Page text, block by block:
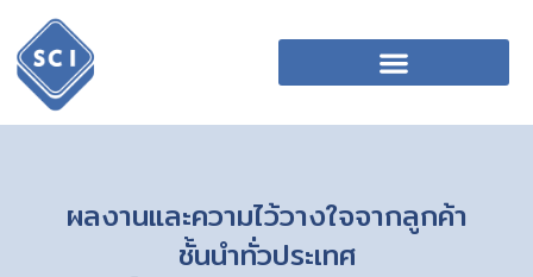
ผลงานและความไว้วางใจจากลูกค้า
ชั้นนำทั่วประเทศ